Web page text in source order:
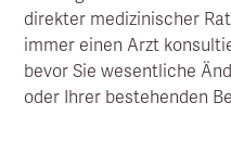
direkter medizinischer
immer einen Arzt
bevor Sie wesentliche
oder Ihrer bestehenden